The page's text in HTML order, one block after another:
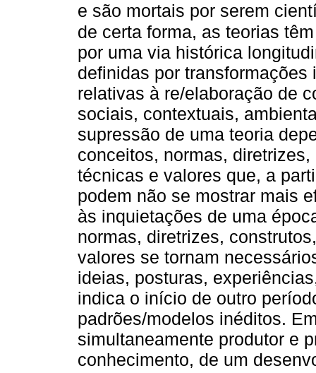
e são mortais por serem
de certa forma, as teorias
por uma via histórica
definidas por transformações
relativas à re/elaboração de
sociais, contextuais,
supressão de uma teoria
conceitos, normas,
técnicas e valores que, a
podem não se mostrar mais
às inquietações de uma
normas, diretrizes,
valores se tornam
ideias, posturas,
indica o início de outro
padrões/modelos inéditos.
simultaneamente produtor e
conhecimento, de um